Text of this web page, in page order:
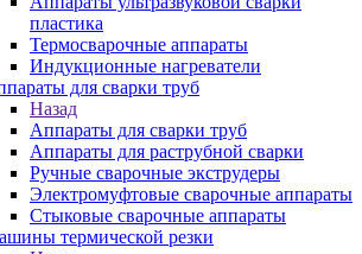
пластика
Термосварочные аппараты
Индукционные нагреватели
для сварки труб
Назад
Аппараты для сварки труб
Аппараты для раструбной сварки
Ручные сварочные экструдеры
Электромуфтовые сварочные аппараты
Стыковые сварочные аппараты
термической резки